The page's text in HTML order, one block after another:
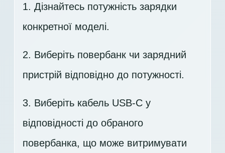
1. Дізнайтесь потужність зарядки
конкретної моделі.
2. Виберіть повербанк чи зарядний
пристрій відповідно до потужності.
3. Виберіть кабель USB-C у
відповідності до обраного
повербанка, що може витримувати